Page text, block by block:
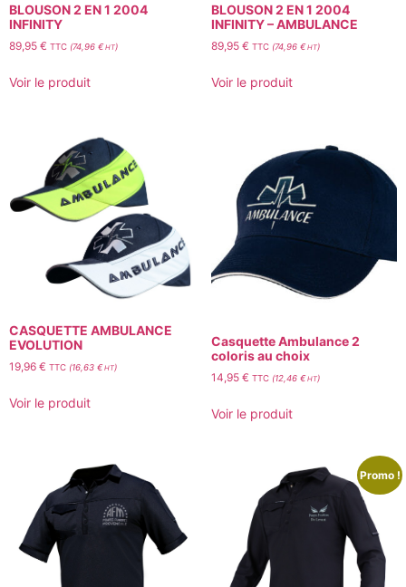
BLOUSON 2 EN 1 2004
INFINITY
89,95 € TTC (74,96 € HT)
Voir le produit
BLOUSON 2 EN 1 2004
INFINITY – AMBULANCE
89,95 € TTC(74,96 €HT)
Voir le produit
CASQUETTE AMBULANCE
EVOLUTION
19,96 € TTC (16,63 € HT)
Voir le produit
Casquette Ambulance 2
coloris au choix
14,95 € TTC(12,46 €HT)
Voir le produit
Promo !